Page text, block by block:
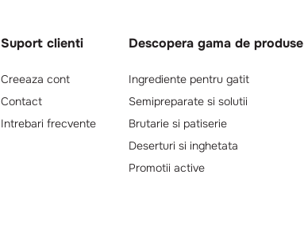
Suport clienti
Creeaza cont
Contact
Intrebari frecvente
Descopera gama de produse
Ingrediente pentru gatit
Semipreparate si solutii
Brutarie si patiserie
Deserturi si inghetata
Promotii active